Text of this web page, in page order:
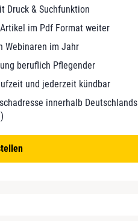
Druck & Suchfunktion
im Pdf Format weiter
Webinaren im Jahr
beruflich Pflegender
und jederzeit kündbar
innerhalb Deutschlands